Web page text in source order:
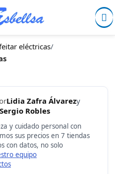
eléctricas/
Lidia Zafra Álvarezy
Sergio Robles
y cuidado personal con
sus precios en 7 tiendas
con datos, no solo
equipo